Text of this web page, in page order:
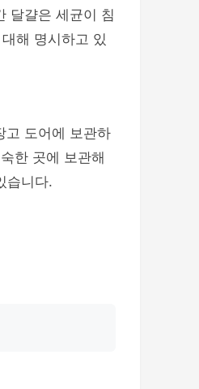
달걀은 세균이 침
해 명시하고 있
고 도어에 보관하
한 곳에 보관해
습니다.